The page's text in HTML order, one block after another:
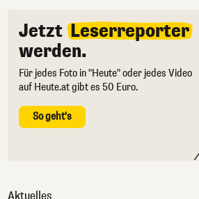
Jetzt Leserreporter
werden.
Für jedes Foto in "Heute" oder jedes Video
auf Heute.at gibt es 50 Euro.
So geht's